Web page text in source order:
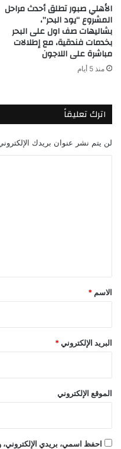
الأهلي صبور تطلق أحدث مراحل
المشروع “يود البحر”،
بشاليهات صف اول على البحر
بخدمات فندقية، مع إطلالات
مباشرة على اللاجون
منذ 5 أيام
اترك تعليقاً
لن يتم نشر عنوان بريدك
*
الاسم *
البريد الإلكتروني *
الموقع الإلكتروني
احفظ اسمي، بريدي الإلكتروني،